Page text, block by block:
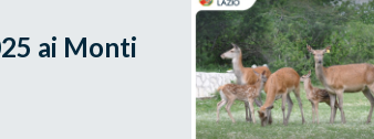
ai Monti